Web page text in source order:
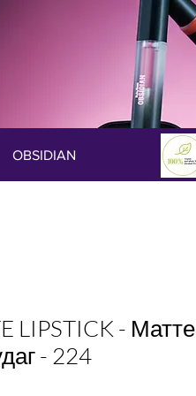
OBSIDIAN
LIPSTICK - Матте
- 224